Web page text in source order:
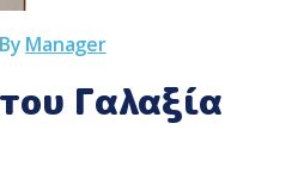
By Manager
Γαλαξία